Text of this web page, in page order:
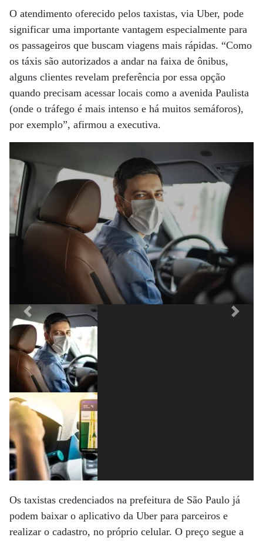
O atendimento oferecido pelos taxistas, via Uber, pode
significar uma importante vantagem especialmente para
os passageiros que buscam viagens mais rápidas. “Como
os táxis são autorizados a andar na faixa de ônibus,
alguns clientes revelam preferência por essa opção
quando precisam acessar locais como a avenida Paulista
(onde o tráfego é mais intenso e há muitos semáforos),
por exemplo”, afirmou a executiva.
Previous Next
Os taxistas credenciados na prefeitura de São Paulo já
podem baixar o aplicativo da Uber para parceiros e
realizar o cadastro, no próprio celular. O preço segue a